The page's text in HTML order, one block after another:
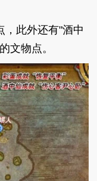
此外还有"酒中
文物点。